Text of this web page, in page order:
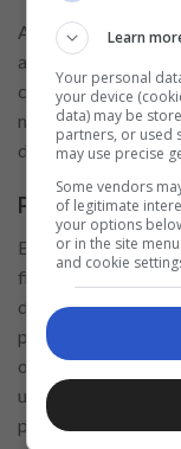
Ahora, Bankinter
a partir del jueves
clientes un
ni comisiones para
durará mucho
Préstamo
Bankinter inicia una
fidelizar a sus
de hasta 3.000
práctica habitual
oferta de este tipo.
usuarios los
preconcedido.
Learn
Your personal
your device
data) may be
partners, or used
may use precise
Some vendors
of legitimate
your options
or in the site
and cookie